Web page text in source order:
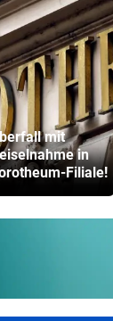
mit
in
Filiale!